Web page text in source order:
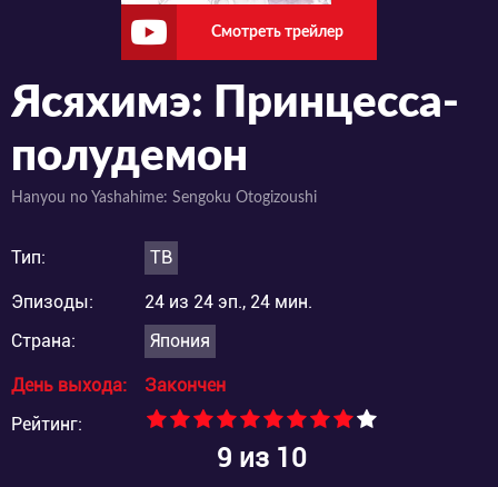
Смотреть трейлер
Ясяхимэ: Принцесса-
полудемон
Hanyou no Yashahime: Sengoku Otogizoushi
Тип: ТВ
Эпизоды:
24 из 24 эп., 24 мин.
Страна:
Япония
День выхода:
Закончен
Рейтинг:
9 из 10